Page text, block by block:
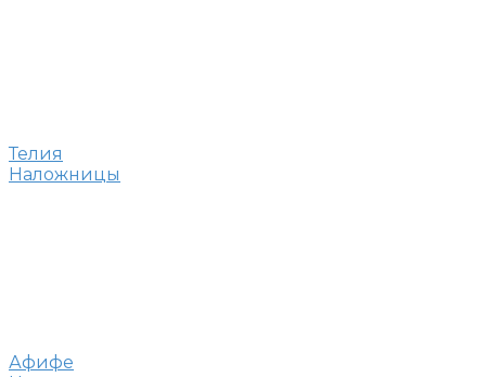
Телия
Наложницы
Афифе